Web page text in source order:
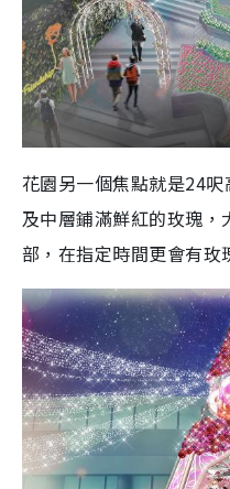
花園另一個焦點就是24
及中層鋪滿鮮紅的玫瑰
部，在指定時間更會有玫